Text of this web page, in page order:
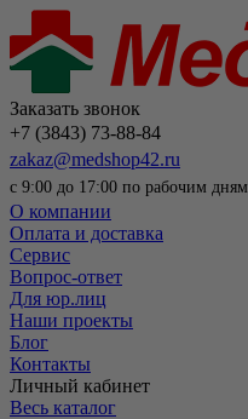
Заказать звонок
+7 (3843) 73-88-84
zakaz@medshop42.ru
с 9:00 до 17:00 по рабочим дням
О компании
Оплата и доставка
Сервис
Вопрос-ответ
Для юр.лиц
Наши проекты
Блог
Контакты
Личный кабинет
Весь каталог